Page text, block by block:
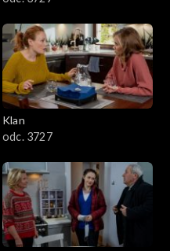
Klan
odc. 3727